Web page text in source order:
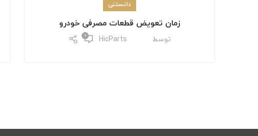
دانستنی
زمان تعویض قطعات مصرفی خودرو
توسط HicParts
0